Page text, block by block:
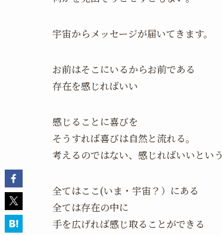
宇宙からメッセージが届いてきます。
お前はそこにいるからお前である
存在を感じればいい
感じることに喜びを
そうすれば喜びは自然と流れる。
考えるのではない、感じればいいとい
全てはここ(いま・宇宙？）にある
全ては存在の中に
手を広げれば感じ取ることができる